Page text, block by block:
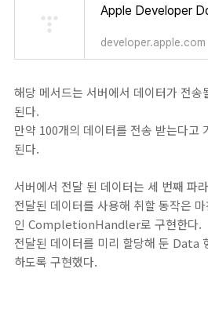
Apple Developer
developer.apple.com
해당 메서드는 서버에서 데이터가 전송
된다.
만약 100개의 데이터를 전송 받는다고
된다.
서버에서 전달 된 데이터는 세 번째 파
전달된 데이터를 사용해 취할 동작은
인 CompletionHandler로 구현한다.
전달된 데이터를 미리 할당해 둔 Data
하도록 구현했다.